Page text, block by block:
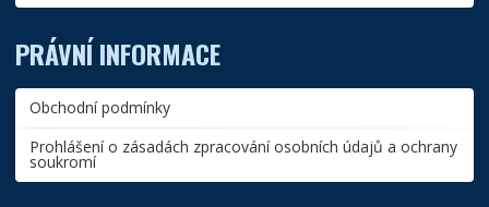
PRÁVNÍ INFORMACE
Obchodní podmínky
Prohlášení o zásadách zpracování osobních údajů a ochrany
soukromí